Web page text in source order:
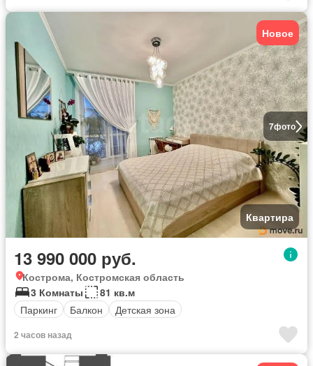
7фото
Новое
Квартира
13 990 000 руб.
Кострома, Костромская область
3 Комнаты
81 кв.м
Паркинг
Балкон Детская зона
2 часов назад